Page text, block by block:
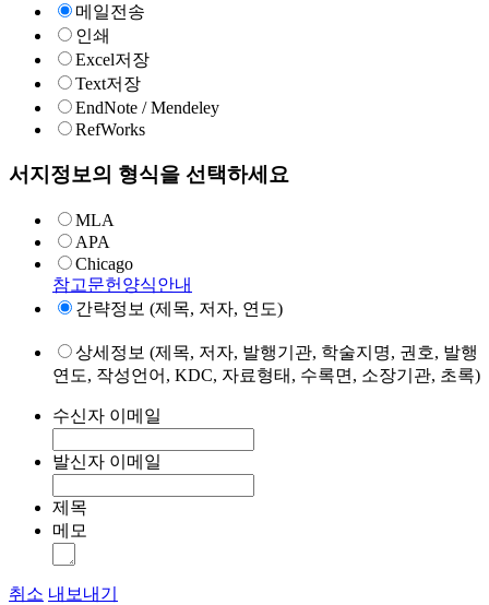
메일전송
인쇄
Excel저장
Text저장
EndNote / Mendeley
RefWorks
서지정보의 형식을 선택하세요
MLA
APA
Chicago
참고문헌양식안내
간략정보 (제목, 저자, 연도)
상세정보 (제목, 저자, 발행기관, 학술지명, 권호, 발행
연도, 작성언어, KDC, 자료형태, 수록면, 소장기관, 초록)
수신자 이메일
발신자 이메일
제목
메모
취소 내보내기